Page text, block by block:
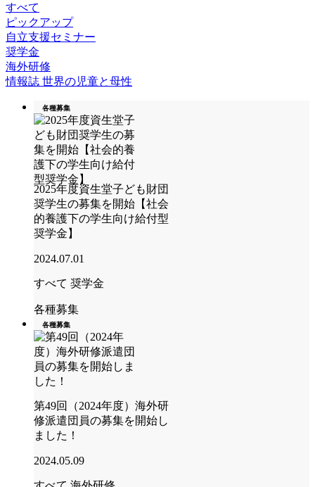
すべて
ピックアップ
自立支援セミナー
奨学金
海外研修
情報誌 世界の児童と母性
各種募集
2025年度資生堂子ども財団
奨学生の募集を開始【社会
的養護下の学生向け給付型
奨学金】
2024.07.01
すべて 奨学金
各種募集
各種募集
第49回（2024年度）海外研
修派遣団員の募集を開始し
ました！
2024.05.09